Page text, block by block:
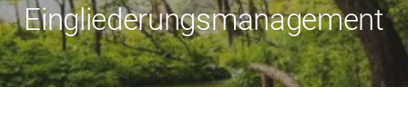
Eingliederungsmanagement